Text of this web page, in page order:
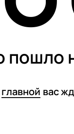
пошло
главной вас